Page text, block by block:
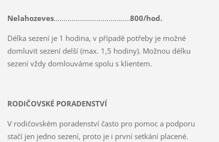
Nelahozeves.......................................800/hod.
Délka sezení je 1 hodina, v případě potřeby je možné
domluvit sezení delší (max. 1,5 hodiny). Možnou délku
sezení vždy domlouváme spolu s klientem.
RODIČOVSKÉ PORADENSTVÍ
V rodičovském poradenství často pro pomoc a podporu
stačí jen jedno sezení, proto je i první setkání placené.